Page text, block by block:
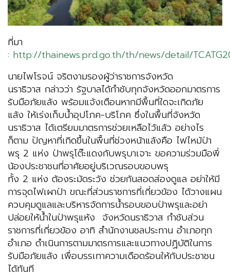
ที่มา
: http://thainews.prd.go.th/th/news/detail/
นายไพโรจน์ จริตงามรองผู้ว่าราชการจังหวัด
นราธิวาส กล่าวว่า รัฐบาลได้กำชับทุกจังหวัดออกมาตรการ
รับมือภัยแล้ง พร้อมแจ้งเตือนหากมีพื้นที่ใดจะเกิดภัย
แล้ง ให้เร่งเก็บน้ำอุปโภค-บริโภค ซึ่งในพื้นที่จังหวัด
นราธิวาส ได้เตรียมมาตรการช่วยเหลือไว้แล้ว อย่างไร
ก็ตาม ปัญหาที่เกิดขึ้นในพื้นที่ช่วงหน้าแล้งคือ ไฟไหม้ป่า
พรุ 2 แห่ง ป่าพรุโต๊ะแดงกับพรุบาเจาะ ขอความร่วมมือพี่
น้องประชาชนที่อาศัยอยู่บริเวณรอบขอบพรุ
ทั้ง 2 แห่ง ต้องระมัดระวัง ช่วยกันสอดส่องดูแล อย่าให้มี
การจุดไฟเผาป่า ขณะที่ส่วนราชการที่เกี่ยวข้อง ได้วางแผน
ควบคุมดูแลและบริหารจัดการน้ำรอบขอบป่าพรุและอย่า
ปล่อยให้น้ำในป่าพรุแห้ง จังหวัดนราธิวาส กำชับส่วน
ราชการที่เกี่ยวข้อง อาทิ สำนักงานชลประทาน อำเภอทุก
อำเภอ ดำเนินการตามมาตรการและแนวทางปฏิบัติในการ
รับมือภัยแล้ง เพื่อบรรเทาความเดือดร้อนให้กับประชาชน
ได้ทันที